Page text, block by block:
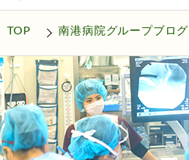
TOP 南港病院グループブログ